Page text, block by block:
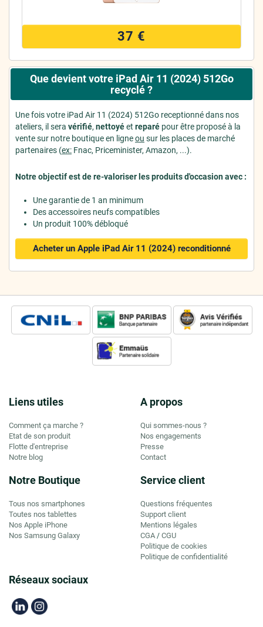
37 €
Que devient votre iPad Air 11 (2024) 512Go
recyclé ?
Une fois votre iPad Air 11 (2024) 512Go receptionné dans nos
ateliers, il sera vérifié, nettoyéet reparé pour être proposé à la
vente sur notre boutique en ligneou sur les places de marché
partenaires (ex: Fnac, Priceminister, Amazon, ...).
Notre objectif est de re-valoriser les produits d'occasion avec :
Une garantie de 1 an minimum
Des accessoires neufs compatibles
Un produit 100% débloqué
Acheter un Apple iPad Air 11 (2024) reconditionné
Liens utiles
Comment ça marche ?
Etat de son produit
Flotte d'entreprise
Notre blog
A propos
Qui sommes-nous ?
Nos engagements
Presse
Contact
Notre Boutique
Tous nos smartphones
Toutes nos tablettes
Nos Apple iPhone
Nos Samsung Galaxy
Service client
Questions fréquentes
Support client
Mentions légales
CGA / CGU
Politique de cookies
Politique de confidentialité
Réseaux sociaux